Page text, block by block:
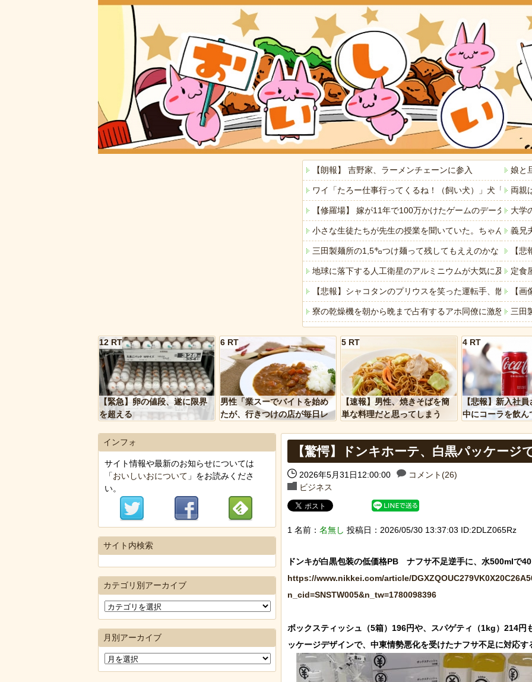
【朗報】 吉野家、ラーメンチェーンに参入
ワイ「たろー仕事行ってくるね！（飼い犬）」犬「…？（
【修羅場】 嫁が11年で100万かけたゲームのデータを消
小さな生徒たちが先生の授業を聞いていた。ちゃんと分
三田製麺所の1,5㌔つけ麺って残してもええのかな
地球に落下する人工衛星のアルミニウムが大気に及ぼす影
【悲報】シャコタンのプリウスを笑った運転手、散る
寮の乾燥機を朝から晩まで占有するアホ同僚に激怒！カ
【悲報】週刊少年ジャンプ、史上初の100万部割れ 全盛
YouTubeの広告に流れてきた“冷凍庫の霜取りスプレー”が
「アメリカのヤンキーがアジア人にケンカを売った結果
「あなたはアメリカを愛していますか」「はい」トラン
ヒーローのサバイバルアクション Siege Survivors
【中国】パトカーの前で好演技www当たり屋やお煽り運
娘と
両親
大学
義兄
【
定食
【
三田
【朗
【？
誰
【意
ジャ
敵「
12 RT
【緊急】卵の値段、遂に限界
を超える
6 RT
男性「業スーでバイトを始め
たが、行きつけの店が毎日レ
5 RT
【速報】男性、焼きそばを簡
単な料理だと思ってしまう
4 RT
【悲報】新入社
中にコーラを飲ん
【驚愕】ドンキホーテ、白黒パッケージ
2026年5月31日12:00:00
コメント(26)
ビジネス
1 名前： 名無し 投稿日：2026/05/30 13:37:03 ID:2DLZ065Rz
https://www.nikkei.com/article/
n_cid=SNSTW005&n_tw=1780098396
ボックスティッシュ（5箱）196円や、スパゲティ（1kg）214円
インフォ
サイト情報や最新のお知らせについては
「おいしいおについて 」をお読みくださ
い。
サイト内検索
カテゴリ別アーカイブ
月別アーカイブ